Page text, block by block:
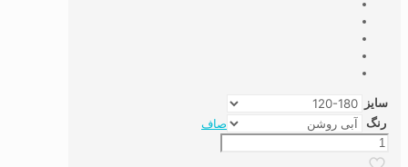
سایز
رنگ
صاف
فرشینه
دستباف